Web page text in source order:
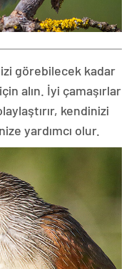
görebilecek kadar
alın. İyi çamaşırlar
kendinizi
yardımcı olur.